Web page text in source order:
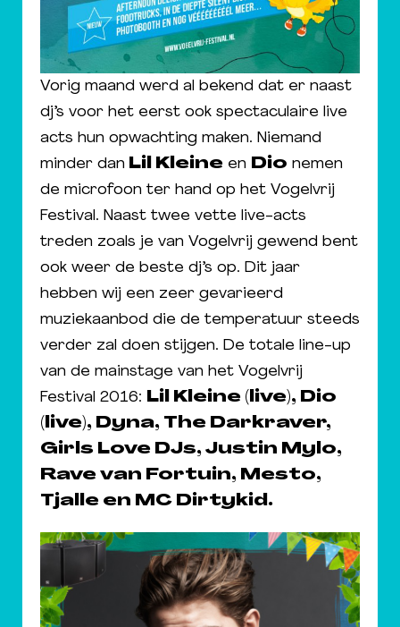
Vorig maand werd al bekend dat er naast
dj’s voor het eerst ook spectaculaire live
acts hun opwachting maken. Niemand
minder dan Lil Kleine en Dio nemen
de microfoon ter hand op het Vogelvrij
Festival. Naast twee vette live-acts
treden zoals je van Vogelvrij gewend bent
ook weer de beste dj’s op. Dit jaar
hebben wij een zeer gevarieerd
muziekaanbod die de temperatuur steeds
verder zal doen stijgen. De totale line-up
van de mainstage van het Vogelvrij
Festival 2016:
Lil Kleine (live), Dio
(live), Dyna, The Darkraver,
Girls Love DJs, Justin Mylo,
Rave van Fortuin, Mesto,
Tjalle en MC Dirtykid.